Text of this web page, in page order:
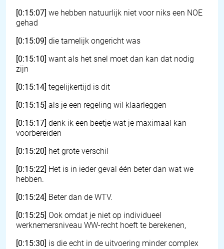
[0:15:07] we hebben natuurlijk niet voor niks een NOE
gehad
[0:15:09] die tamelijk ongericht was
[0:15:10] want als het snel moet dan kan dat nodig
zijn
[0:15:14] tegelijkertijd is dit
[0:15:15] als je een regeling wil klaarleggen
[0:15:17] denk ik een beetje wat je maximaal kan
voorbereiden
[0:15:20] het grote verschil
[0:15:22] Het is in ieder geval één beter dan wat we
hebben.
[0:15:24] Beter dan de WTV.
[0:15:25] Ook omdat je niet op individueel
werknemersniveau WW-recht hoeft te berekenen,
[0:15:30] is die echt in de uitvoering minder complex